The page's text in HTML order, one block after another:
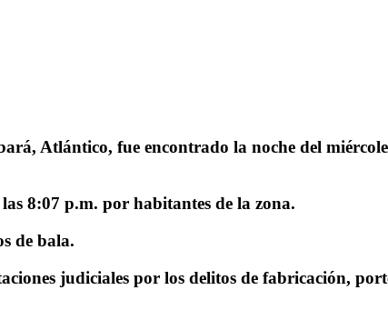
Atlántico, fue encontrado la noche del
8:07 p.m. por habitantes de la zona.
de bala.
judiciales por los delitos de fabricación,